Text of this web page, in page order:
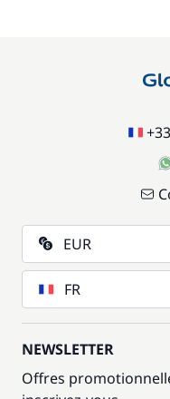
EUR
FR
NEWSLETTER
Offres